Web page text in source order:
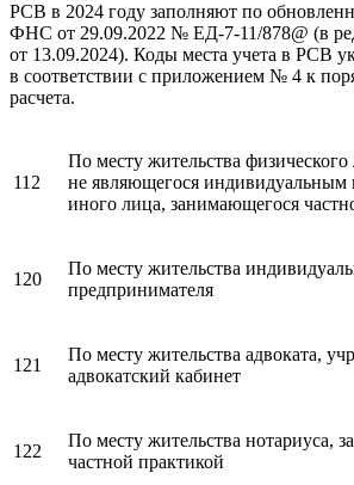
РСВ в 2024 году заполняют по
ФНС от 29.09.2022 № ЕД-7-11/878@ (в
от 13.09.2024). Коды места учета в РСВ
в соответствии с приложением № 4 к
расчета.
112
По месту жительства физического
не являющегося индивидуальным
иного лица, занимающегося
120
По месту жительства
предпринимателя
121
По месту жительства адвоката,
адвокатский кабинет
122
По месту жительства нотариуса,
частной практикой